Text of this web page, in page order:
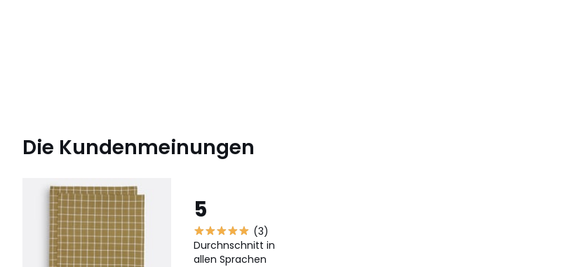
Die Kundenmeinungen
5
(3)
Durchnschnitt in
allen Sprachen